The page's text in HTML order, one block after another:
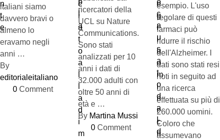
italiani siamo
davvero bravi o
almeno lo
eravamo negli
anni …
By
editorialeitaliano
0 Comment
ricercatori della
UCL su Nature
Communications.
Sono stati
analizzati per 10
anni i dati di
32.000 adulti con
oltre 50 anni di
età e …
By Martina Mussi
0 Comment
esempio. L'uso
regolare di questi
farmaci può
ridurre il rischio
dell'Alzheimer. I
dati sono stati resi
noti in seguito ad
una ricerca
effettuata su più di
260.000 uomini.
Coloro che
assumevano